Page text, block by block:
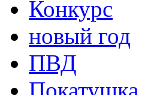
Конкурс
новый год
ПВД
Покатушка